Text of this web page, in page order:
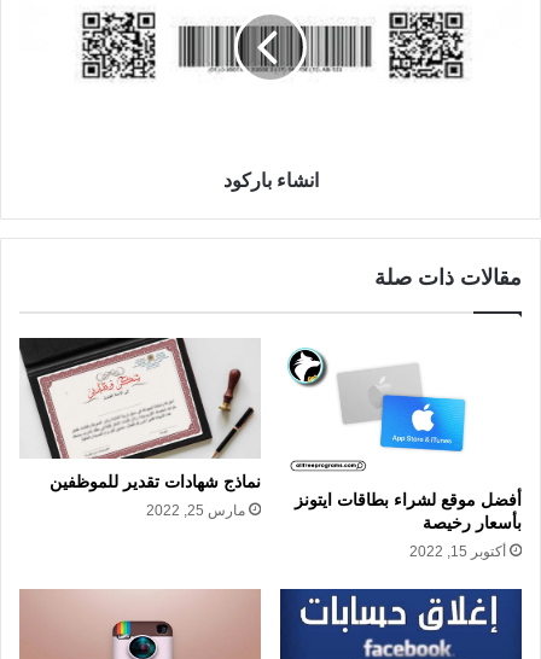
انشاء باركود
مقالات ذات صلة
أفضل موقع لشراء بطاقات ايتونز
بأسعار رخيصة
أكتوبر 15, 2022
نماذج شهادات تقدير للموظفين
مارس 25, 2022